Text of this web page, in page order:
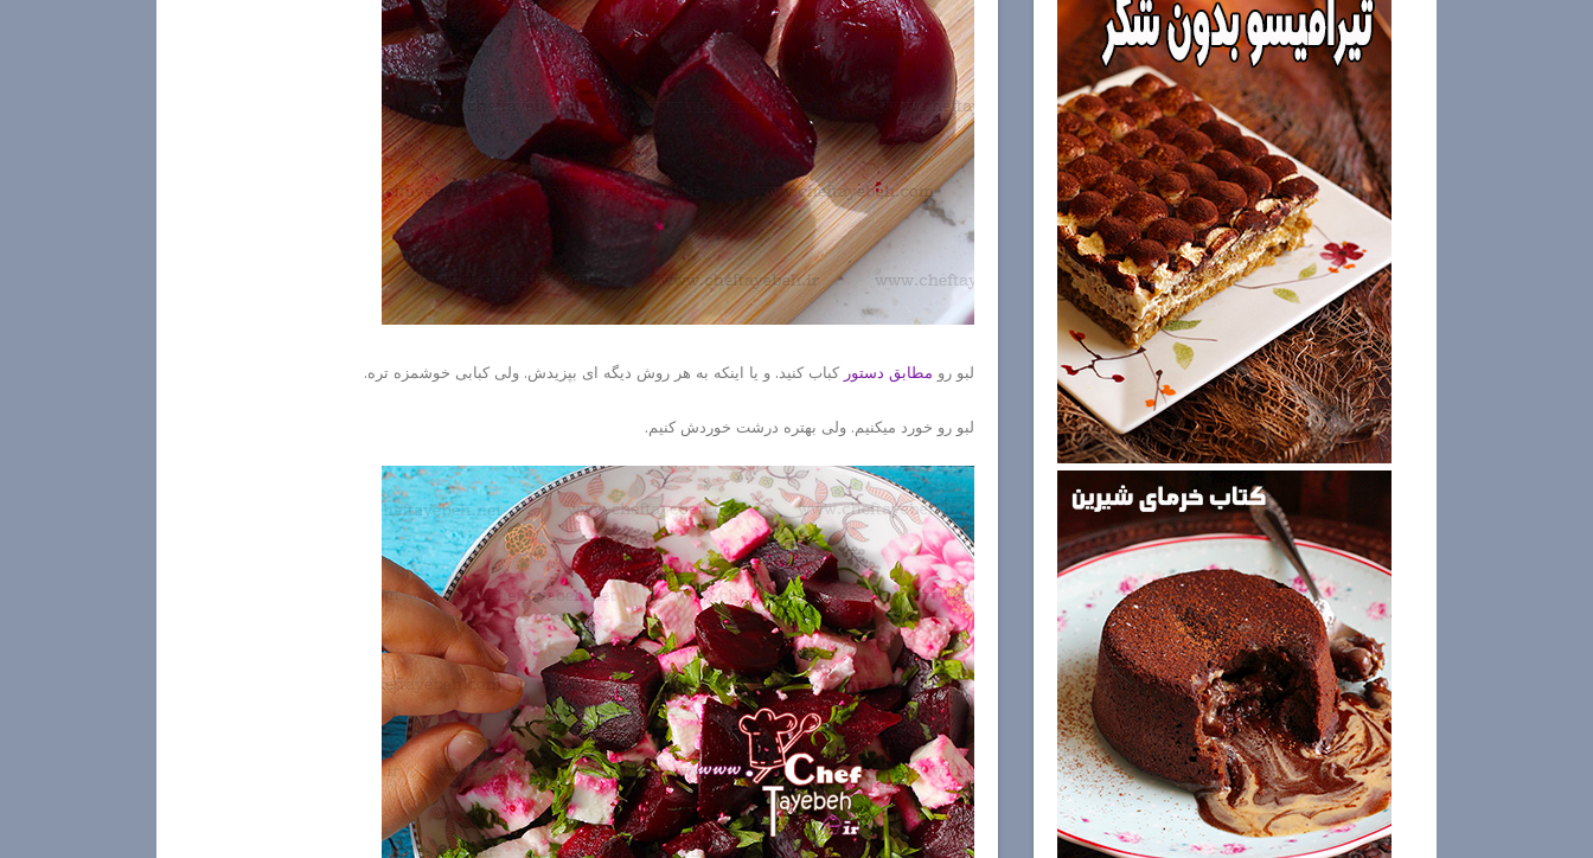
لبو رو مطابق دستور کباب کنید. و یا اینکه به هر روش دیگه ای بپزیدش. ولی کبابی خوشمزه تره.
لبو رو خورد میکنیم. ولی بهتره درشت خوردش کنیم.